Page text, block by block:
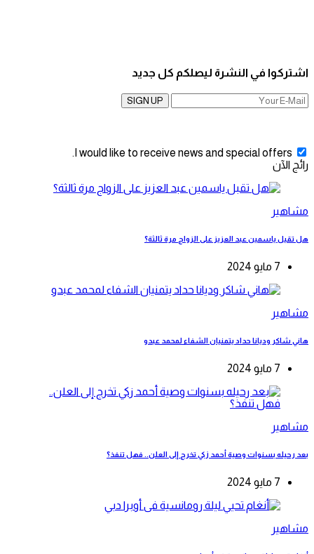
اشتركوا في النشرة ليصلكم كل جديد
SIGN UP
I would like to receive news and special offers.
رائج الآن
مشاهير
هل تقبل ياسمين عبد العزيز على الزواج مرة ثالثة؟
7 مايو 2024
مشاهير
هاني شاكر وديانا حداد يتمنيان الشفاء لمحمد عبدو
7 مايو 2024
مشاهير
بعد رحيله بسنوات وصية أحمد زكي تخرج إلى العلن.. فهل تنفذ؟
7 مايو 2024
مشاهير